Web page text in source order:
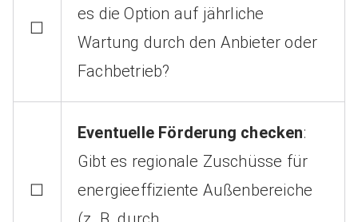
☐
es die Option auf jährliche
Wartung durch den Anbieter oder
Fachbetrieb?
☐
Eventuelle Förderung checken:
Gibt es regionale Zuschüsse für
energieeffiziente Außenbereiche